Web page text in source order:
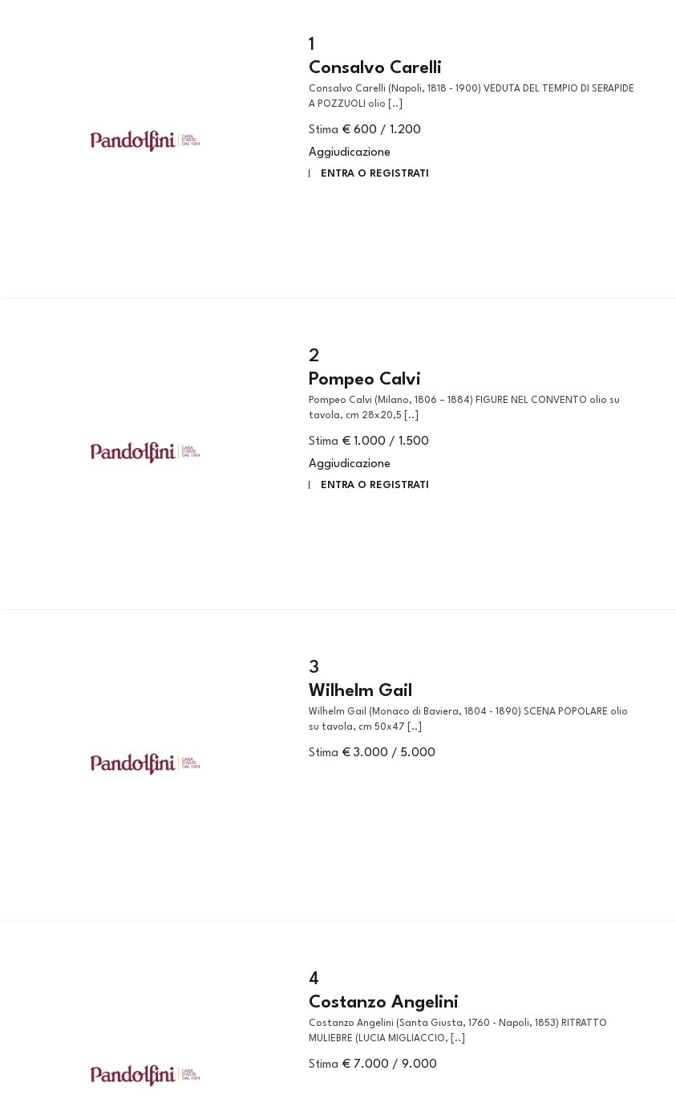
1
Consalvo Carelli
Consalvo Carelli (Napoli, 1818 - 1900) VEDUTA DEL TEMPIO DI SERAPIDE
A POZZUOLI olio [..]
Stima € 600 / 1.200
Aggiudicazione
ENTRA O REGISTRATI
2
Pompeo Calvi
Pompeo Calvi (Milano, 1806 – 1884) FIGURE NEL CONVENTO olio su
tavola, cm 28x20,5 [..]
Stima € 1.000 / 1.500
Aggiudicazione
ENTRA O REGISTRATI
3
Wilhelm Gail
Wilhelm Gail (Monaco di Baviera, 1804 - 1890) SCENA POPOLARE olio
su tavola, cm 50x47 [..]
Stima € 3.000 / 5.000
4
Costanzo Angelini
Costanzo Angelini (Santa Giusta, 1760 - Napoli, 1853) RITRATTO
MULIEBRE (LUCIA MIGLIACCIO, [..]
Stima € 7.000 / 9.000